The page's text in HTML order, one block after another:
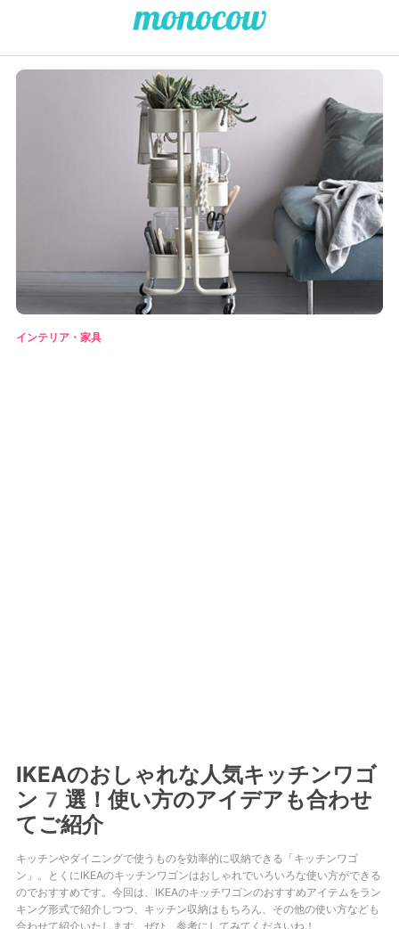
インテリア・家具
IKEAのおしゃれな人気キッチンワゴ
ン7選！使い方のアイデアも合わせ
てご紹介
キッチンやダイニングで使うものを効率的に収納できる「キッチンワゴ
ン」。とくにIKEAのキッチンワゴンはおしゃれでいろいろな使い方ができる
のでおすすめです。今回は、IKEAのキッチワゴンのおすすめアイテムをラン
キング形式で紹介しつつ、キッチン収納はもちろん、その他の使い方なども
合わせて紹介いたします。ぜひ、参考にしてみてくださいね！